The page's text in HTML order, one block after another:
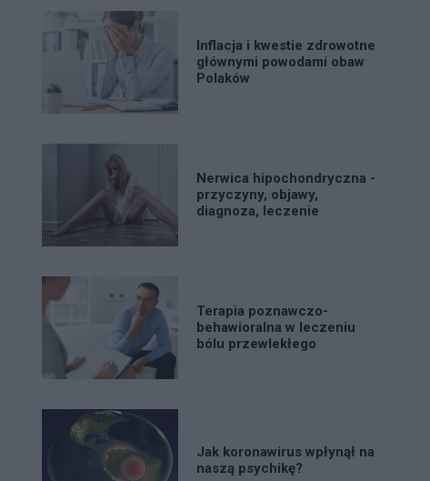
Inflacja i kwestie zdrowotne
głównymi powodami obaw
Polaków
Nerwica hipochondryczna -
przyczyny, objawy,
diagnoza, leczenie
Terapia poznawczo-
behawioralna w leczeniu
bólu przewlekłego
Jak koronawirus wpłynął na
naszą psychikę?